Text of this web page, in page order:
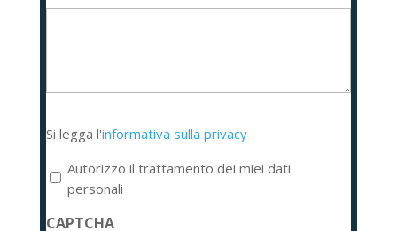
legga
l'informativa
sulla
privacy
*
Si legga l'informativa sulla privacy
Autorizzo il trattamento dei miei dati
personali
CAPTCHA